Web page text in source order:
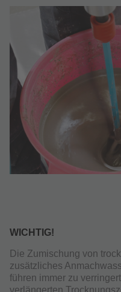
WICHTIG!
Die Zumischung von
zusätzliches
führen immer zu